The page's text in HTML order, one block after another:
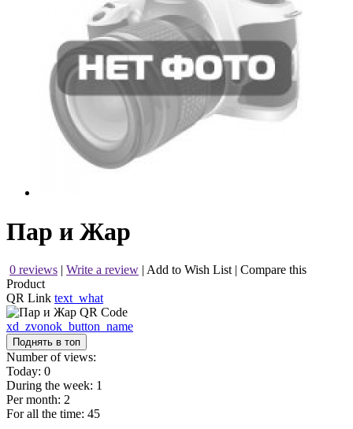
Пар и Жар
0 reviews | Write a review | Add to Wish List | Compare this
Product
QR Link text_what
xd_zvonok_button_name
Поднять в топ
Number of views:
Today: 0
During the week: 1
Per month: 2
For all the time: 45